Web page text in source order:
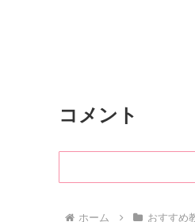
コメント
ホーム おすすめ